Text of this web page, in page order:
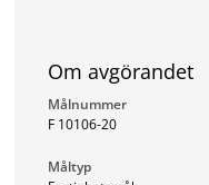
Om avgörandet
Målnummer
F 10106-20
Måltyp